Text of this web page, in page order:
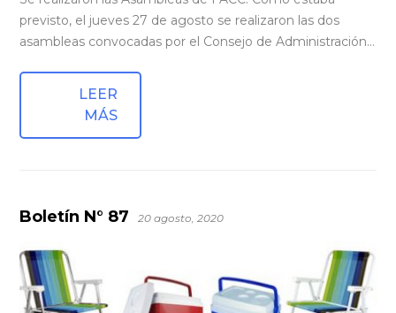
previsto, el jueves 27 de agosto se realizaron las dos
asambleas convocadas por el Consejo de Administración…
LEER
MÁS
Boletín N° 87 20 agosto, 2020